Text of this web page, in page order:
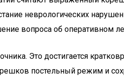
неврологических
вопроса об оперативном
Это достигается
постельный режим и